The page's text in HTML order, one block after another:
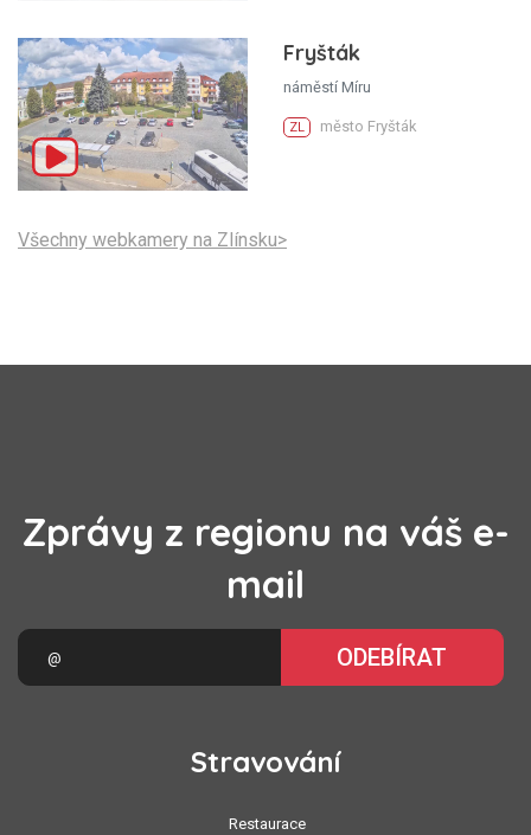
Fryšták
náměstí Míru
ZL město Fryšták
Všechny webkamery na Zlínsku>
Zprávy z regionu na váš e-
mail
ODEBÍRAT
Stravování
Restaurace